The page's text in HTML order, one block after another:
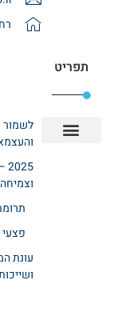
תפריט
לשמור
עונת